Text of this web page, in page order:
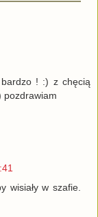
! :) z chęcią
pozdrawiam
wisiały w szafie.